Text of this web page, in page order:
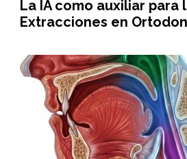
La IA como auxiliar para
Extracciones en